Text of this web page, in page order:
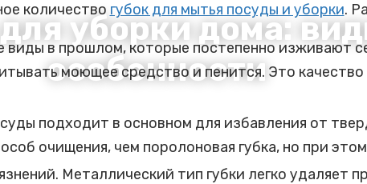
для уборки дома:
особенности
количество губок для мытья посуды и уборки.
в прошлом, которые постепенно изживают
моющее средство и пенится. Это
подходит в основном для избавления от
очищения, чем поролоновая губка, но при
Металлический тип губки легко удаляет